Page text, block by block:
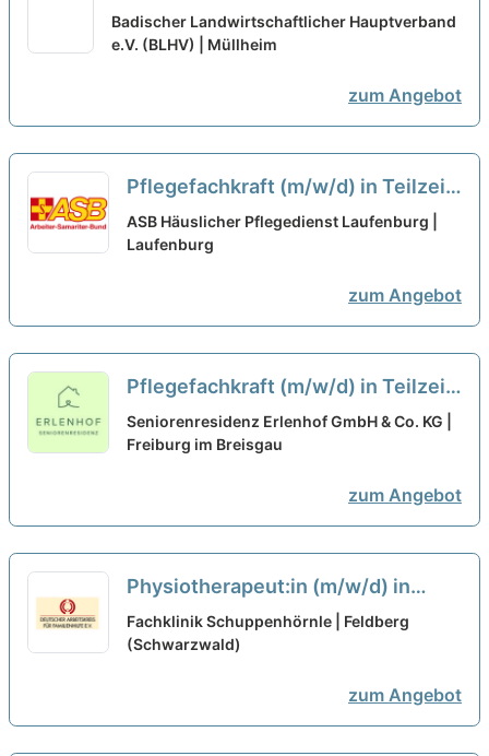
Teilzeit neu
Badischer Landwirtschaftlicher Hauptverband
e.V. (BLHV) | Müllheim
zum Angebot
Pflegefachkraft (m/w/d) in Teilzeit
(max. 50%) - Pflegen, begleiten,
beraten!
ASB Häuslicher Pflegedienst Laufenburg |
Laufenburg
zum Angebot
Pflegefachkraft (m/w/d) in Teilzeit
(80%) - Werde Teil unseres Teams!
neu
Seniorenresidenz Erlenhof GmbH & Co. KG |
Freiburg im Breisgau
zum Angebot
Physiotherapeut:in (m/w/d) in
Teilzeit - Arbeiten wo andere
Urlaub machen!
Fachklinik Schuppenhörnle | Feldberg
(Schwarzwald)
zum Angebot